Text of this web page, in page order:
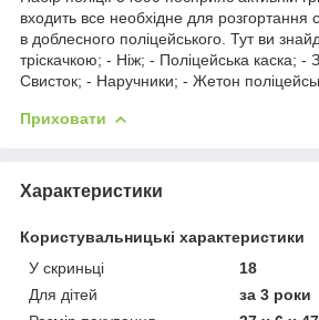
входить все необхідне для розгортання
в доблесного поліцейського. Тут ви
тріскачкою; - Ніж; - Поліцейська каска; -
Свисток; - Наручники; - Жетон
Приховати
Характеристики
Користувальницькі характеристики
У скриньці
18
Для дітей
за 3 роки